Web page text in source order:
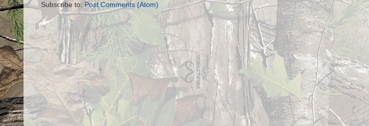
Subscribe to: Post Comments (Atom)